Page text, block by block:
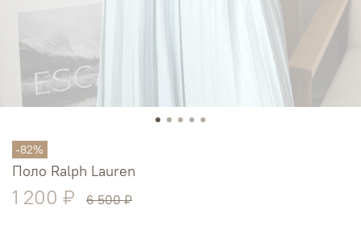
-82%
Поло Ralph Lauren
1 200 ₽ 6 500 ₽